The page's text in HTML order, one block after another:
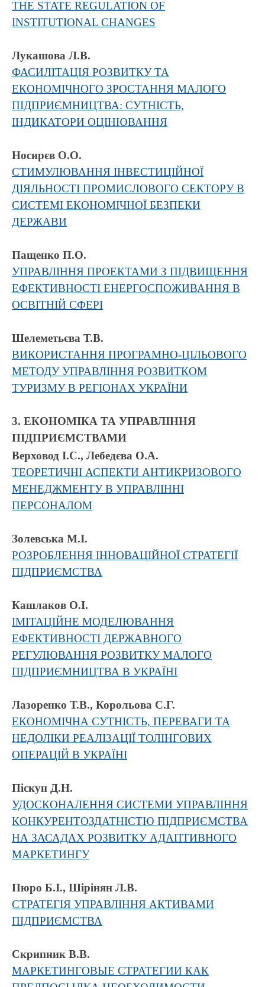
THE STATE REGULATION OF
INSTITUTIONAL CHANGES
Лукашова Л.В.
ФАСИЛІТАЦІЯ РОЗВИТКУ ТА
ЕКОНОМІЧНОГО ЗРОСТАННЯ МАЛОГО
ПІДПРИЄМНИЦТВА: СУТНІСТЬ,
ІНДИКАТОРИ ОЦІНЮВАННЯ
Носирєв О.О.
СТИМУЛЮВАННЯ ІНВЕСТИЦІЙНОЇ
ДІЯЛЬНОСТІ ПРОМИСЛОВОГО СЕКТОРУ В
СИСТЕМІ ЕКОНОМІЧНОЇ БЕЗПЕКИ
ДЕРЖАВИ
Пащенко П.О.
УПРАВЛІННЯ ПРОЕКТАМИ З ПІДВИЩЕННЯ
ЕФЕКТИВНОСТІ ЕНЕРГОСПОЖИВАННЯ В
ОСВІТНІЙ СФЕРІ
Шелеметьєва Т.В.
ВИКОРИСТАННЯ ПРОГРАМНО-ЦІЛЬОВОГО
МЕТОДУ УПРАВЛІННЯ РОЗВИТКОМ
ТУРИЗМУ В РЕГІОНАХ УКРАЇНИ
3. ЕКОНОМІКА ТА УПРАВЛІННЯ
ПІДПРИЄМСТВАМИ
Верховод І.С., Лебедєва О.А.
ТЕОРЕТИЧНІ АСПЕКТИ АНТИКРИЗОВОГО
МЕНЕДЖМЕНТУ В УПРАВЛІННІ
ПЕРСОНАЛОМ
Золевська М.І.
РОЗРОБЛЕННЯ ІННОВАЦІЙНОЇ СТРАТЕГІЇ
ПІДПРИЄМСТВА
Кашлаков О.І.
ІМІТАЦІЙНЕ МОДЕЛЮВАННЯ
ЕФЕКТИВНОСТІ ДЕРЖАВНОГО
РЕГУЛЮВАННЯ РОЗВИТКУ МАЛОГО
ПІДПРИЄМНИЦТВА В УКРАЇНІ
Лазоренко Т.В., Корольова С.Г.
ЕКОНОМІЧНА СУТНІСТЬ, ПЕРЕВАГИ ТА
НЕДОЛІКИ РЕАЛІЗАЦІЇ ТОЛІНГОВИХ
ОПЕРАЦІЙ В УКРАЇНІ
Піскун Д.Н.
УДОСКОНАЛЕННЯ СИСТЕМИ УПРАВЛІННЯ
КОНКУРЕНТОЗДАТНІСТЮ ПІДПРИЄМСТВА
НА ЗАСАДАХ РОЗВИТКУ АДАПТИВНОГО
МАРКЕТИНГУ
Пюро Б.І., Шірінян Л.В.
СТРАТЕГІЯ УПРАВЛІННЯ АКТИВАМИ
ПІДПРИЄМСТВА
Скрипник В.В.
МАРКЕТИНГОВЫЕ СТРАТЕГИИ КАК